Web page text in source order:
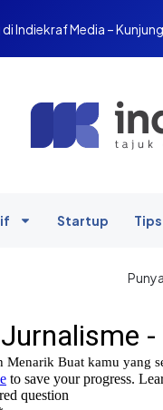
Indiekraf Media –
Startup